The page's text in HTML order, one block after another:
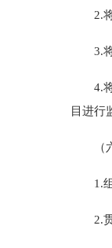
2.将
3.将
4.将
目进行
（六
1.组
2.贯